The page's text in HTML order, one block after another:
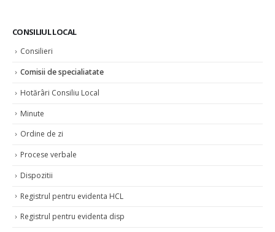
CONSILIUL LOCAL
Consilieri
Comisii de specialiatate
Hotărâri Consiliu Local
Minute
Ordine de zi
Procese verbale
Dispozitii
Registrul pentru evidenta HCL
Registrul pentru evidenta disp